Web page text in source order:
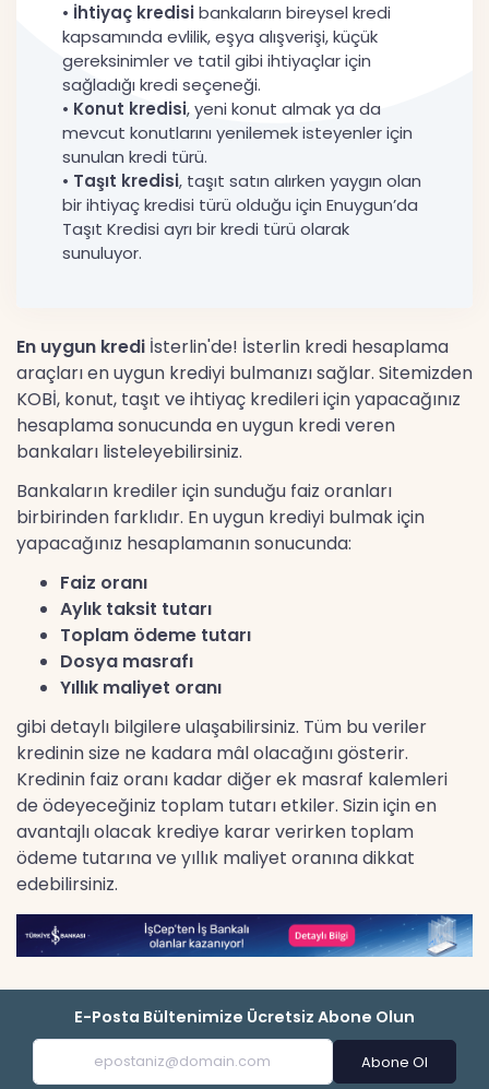
• İhtiyaç kredisibankaların bireysel kredi
kapsamında evlilik, eşya alışverişi, küçük
gereksinimler ve tatil gibi ihtiyaçlar için
sağladığı kredi seçeneği.
• Konut kredisi, yeni konut almak ya da
mevcut konutlarını yenilemek isteyenler için
sunulan kredi türü.
• Taşıt kredisi, taşıt satın alırken yaygın olan
bir ihtiyaç kredisi türü olduğu için Enuygun’da
Taşıt Kredisi ayrı bir kredi türü olarak
sunuluyor.
En uygun kredi İsterlin'de! İsterlin kredi hesaplama
araçları en uygun krediyi bulmanızı sağlar. Sitemizden
KOBİ, konut, taşıt ve ihtiyaç kredileri için yapacağınız
hesaplama sonucunda en uygun kredi veren
bankaları listeleyebilirsiniz.
Bankaların krediler için sunduğu faiz oranları
birbirinden farklıdır. En uygun krediyi bulmak için
yapacağınız hesaplamanın sonucunda:
Faiz oranı
Aylık taksit tutarı
Toplam ödeme tutarı
Dosya masrafı
Yıllık maliyet oranı
gibi detaylı bilgilere ulaşabilirsiniz. Tüm bu veriler
kredinin size ne kadara mâl olacağını gösterir.
Kredinin faiz oranı kadar diğer ek masraf kalemleri
de ödeyeceğiniz toplam tutarı etkiler. Sizin için en
avantajlı olacak krediye karar verirken toplam
ödeme tutarına ve yıllık maliyet oranına dikkat
edebilirsiniz.
E-Posta Bültenimize Ücretsiz Abone Olun
Abone Ol